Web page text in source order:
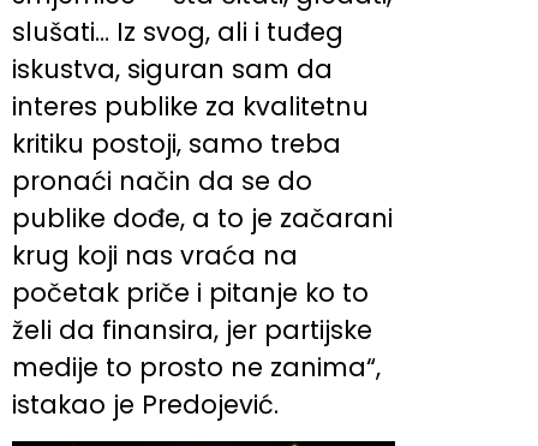
slušati… Iz svog, ali i tuđeg
iskustva, siguran sam da
interes publike za kvalitetnu
kritiku postoji, samo treba
pronaći način da se do
publike dođe, a to je začarani
krug koji nas vraća na
početak priče i pitanje ko to
želi da finansira, jer partijske
medije to prosto ne zanima“,
istakao je Predojević.